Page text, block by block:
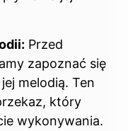
Przed
zapoznać się
melodią. Ten
który
wykonywania.